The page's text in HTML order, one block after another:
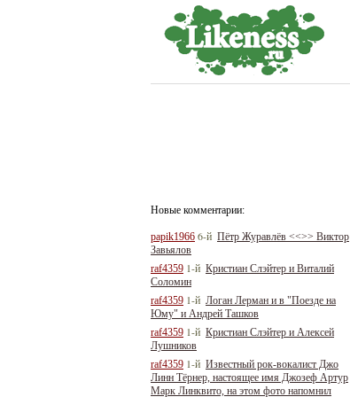
Новые комментарии:
papik1966 6-й Пётр Журавлёв <<>> Виктор
Завьялов
raf4359 1-й Кристиан Слэйтер и Виталий
Соломин
raf4359 1-й Логан Лерман и в "Поезде на
Юму" и Андрей Ташков
raf4359 1-й Кристиан Слэйтер и Алексей
Лушников
raf4359 1-й Известный рок-вокалист Джо
Линн Тёрнер, настоящее имя Джозеф Артур
Марк Линквито, на этом фото напомнил